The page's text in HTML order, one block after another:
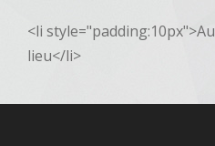
<li
lieu</li>